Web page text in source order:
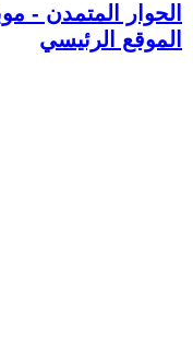
الحوار المتمدن -
الموقع الرئيسي